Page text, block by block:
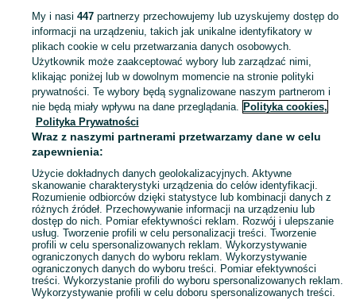
KATEGORIA
Skorzystaj z największego serwisu ogłoszeniowego - Okuniowiec i okolice! Kupuj to, czego pragniesz i sprzedawaj to, czego już nie potrzebujesz! Zobacz
Mapa kategorii
Mapa miejscowości
Mapa ministron
Popularne wyszukiwania
My i nasi 447partnerzy przechowujemy lub uzyskujemy dostęp do
informacji na urządzeniu, takich jak unikalne identyfikatory w
plikach cookie w celu przetwarzania danych osobowych.
Użytkownik może zaakceptować wybory lub zarządzać nimi,
klikając poniżej lub w dowolnym momencie na stronie polityki
prywatności. Te wybory będą sygnalizowane naszym partnerom i
nie będą miały wpływu na dane przeglądania. Polityka cookies,
Polityka Prywatności
Wraz z naszymi partnerami przetwarzamy dane w celu
zapewnienia:
Użycie dokładnych danych geolokalizacyjnych. Aktywne
skanowanie charakterystyki urządzenia do celów identyfikacji.
Rozumienie odbiorców dzięki statystyce lub kombinacji danych z
różnych źródeł. Przechowywanie informacji na urządzeniu lub
dostęp do nich. Pomiar efektywności reklam. Rozwój i ulepszanie
usług. Tworzenie profili w celu personalizacji treści. Tworzenie
profili w celu spersonalizowanych reklam. Wykorzystywanie
ograniczonych danych do wyboru reklam. Wykorzystywanie
ograniczonych danych do wyboru treści. Pomiar efektywności
treści. Wykorzystanie profili do wyboru spersonalizowanych reklam.
Wykorzystywanie profili w celu doboru spersonalizowanych treści.